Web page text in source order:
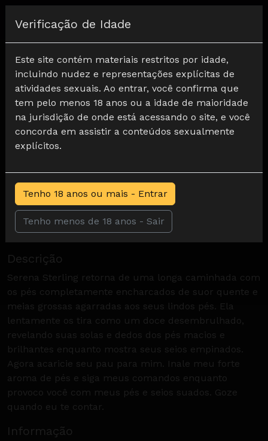
Verificação de Idade
Este site contém materiais restritos por idade,
incluindo nudez e representações explícitas de
atividades sexuais. Ao entrar, você confirma que
tem pelo menos 18 anos ou a idade de maioridade
na jurisdição de onde está acessando o site, e você
concorda em assistir a conteúdos sexualmente
explícitos.
Tenho 18 anos ou mais - Entrar
Tenho menos de 18 anos - Sair
Peitos e pés
Descrição
Serena Sterling retorna de uma longa caminhada com
os pés completamente encharcados de suor quente e
meias grossas agarradas aos seus lindos pés. Ela
lentamente os tira como um doce desembrulhado,
revelando suas solas e dedos dos pés macios e
brilhantes enquanto mostra seus seios empinados.
Agora acaricie seu pau para mim. Inale meu forte
aroma de pés e siga meus comandos enquanto
provoco você com meus pés e seios suados. Goze
quando eu te contar.
Informação